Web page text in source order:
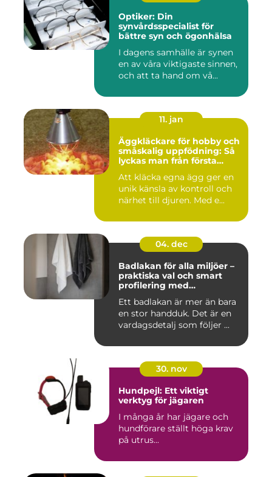
Optiker: Din
synvårdsspecialist för
bättre syn och ögonhälsa
I dagens samhälle är synen
en av våra viktigaste sinnen,
och att ta hand om vå...
11. jan
Äggkläckare för hobby och
småskalig uppfödning: Så
lyckas man från första
Att kläcka egna ägg ger en
unik känsla av kontroll och
närhet till djuren. Med e...
04. dec
Badlakan för alla miljöer –
praktiska val och smart
profilering med
Ett badlakan är mer än bara
en stor handduk. Det är en
vardagsdetalj som följer ...
30. nov
Hundpejl: Ett viktigt
verktyg för jägaren
I många år har jägare och
hundförare ställt höga krav
på utrus...